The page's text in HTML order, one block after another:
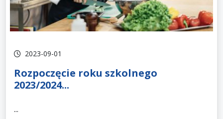
2023-09-01
Rozpoczęcie roku szkolnego
2023/2024...
...